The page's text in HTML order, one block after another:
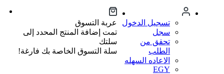
تسجيل الدخول
سجل
تحقق من
الطلب
الاعاده السهله
EGY
عربة التسوق
تمت إضافة المنتج المحدد إلى
سلتك
سلة التسوق الخاصة بك فارغة!